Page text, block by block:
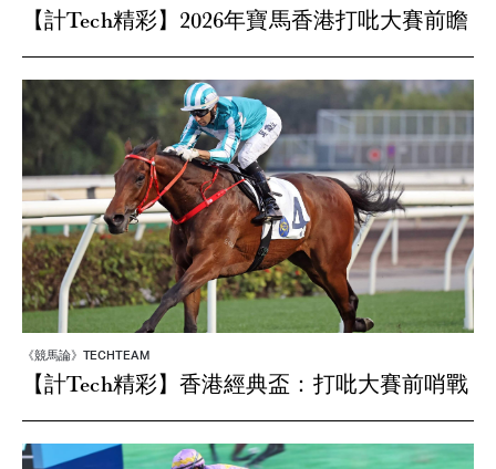
【計Tech精彩】2026年寶馬香港打吡大賽前瞻
《競馬論》TECHTEAM
【計Tech精彩】香港經典盃：打吡大賽前哨戰